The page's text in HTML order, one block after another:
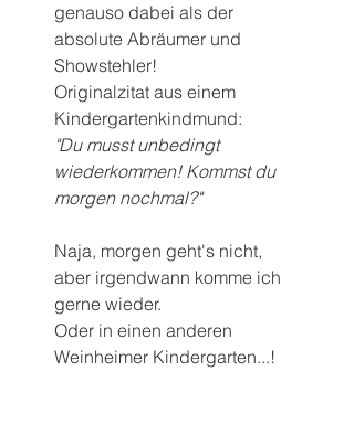
genauso dabei als der
absolute Abräumer und
Showstehler!
Originalzitat aus einem
Kindergartenkindmund:
"Du musst unbedingt
wiederkommen! Kommst du
morgen nochmal?"
Naja, morgen geht's nicht,
aber irgendwann komme ich
gerne wieder.
Oder in einen anderen
Weinheimer Kindergarten...!